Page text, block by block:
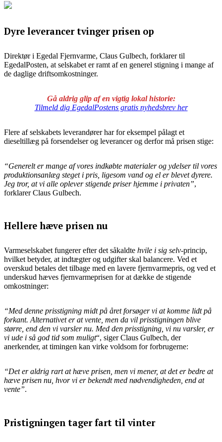
Dyre leverancer tvinger prisen op
Direktør i Egedal Fjernvarme, Claus Gulbech, forklarer til
EgedalPosten, at selskabet er ramt af en generel stigning i mange af
de daglige driftsomkostninger.
Gå aldrig glip af en vigtig lokal historie:
Tilmeld dig EgedalPostens gratis nyhedsbrev her
Flere af selskabets leverandører har for eksempel pålagt et
dieseltillæg på forsendelser og leverancer og derfor må prisen stige:
“Generelt er mange af vores indkøbte materialer og ydelser til vores
produktionsanlæg steget i pris, ligesom vand og el er blevet dyrere.
Jeg tror, at vi alle oplever stigende priser hjemme i privaten”,
forklarer Claus Gulbech.
Hellere hæve prisen nu
Varmeselskabet fungerer efter det såkaldte hvile i sig selv-princip,
hvilket betyder, at indtægter og udgifter skal balancere. Ved et
overskud betales det tilbage med en lavere fjernvarmepris, og ved et
underskud hæves fjernvarmeprisen for at dække de stigende
omkostninger:
“Med denne prisstigning midt på året forsøger vi at komme lidt på
forkant. Alternativet er at vente, men da vil prisstigningen blive
større, end den vi varsler nu. Med den prisstigning, vi nu varsler, er
vi ude i så god tid som muligt“, siger Claus Gulbech, der
anerkender, at timingen kan virke voldsom for forbrugerne:
“Det er aldrig rart at hæve prisen, men vi mener, at det er bedre at
hæve prisen nu, hvor vi er bekendt med nødvendigheden, end at
vente”.
Pristigningen tager fart til vinter